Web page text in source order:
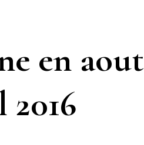
en aout